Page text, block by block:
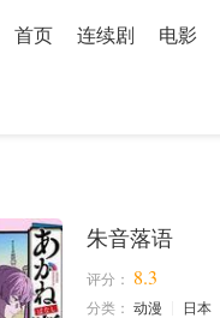
首页 连续剧 电影
朱音落语
评分： 8.3
分类： 动漫 日本